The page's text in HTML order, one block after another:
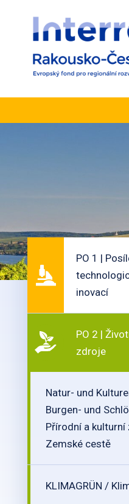
PO 1 |
inovací
PO 2 |
zdroje
Natur- und
Burgen- und
Přírodní a kulturní
Zemské cestě
KLIMAGRÜN /